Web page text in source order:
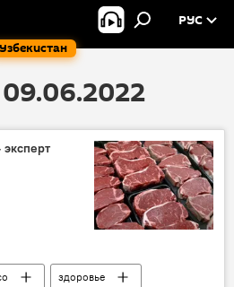
Узбекистан
РУС
здоровье